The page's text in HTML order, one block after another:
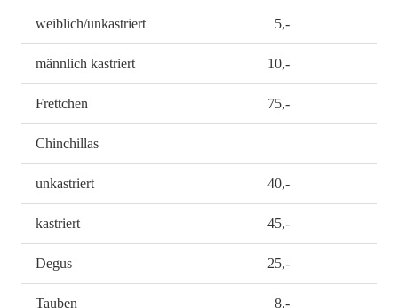
weiblich/unkastriert 5,-
männlich kastriert 10,-
Frettchen 75,-
Chinchillas
unkastriert 40,-
kastriert 45,-
Degus 25,-
Tauben 8,-